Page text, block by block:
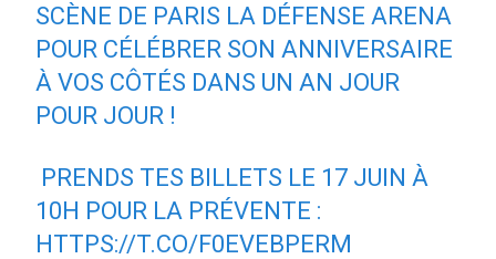
SCÈNE DE PARIS LA DÉFENSE ARENA
POUR CÉLÉBRER SON ANNIVERSAIRE
À VOS CÔTÉS DANS UN AN JOUR
POUR JOUR !
️ PRENDS TES BILLETS LE 17 JUIN À
10H POUR LA PRÉVENTE :
HTTPS://T.CO/F0EVEBPERM